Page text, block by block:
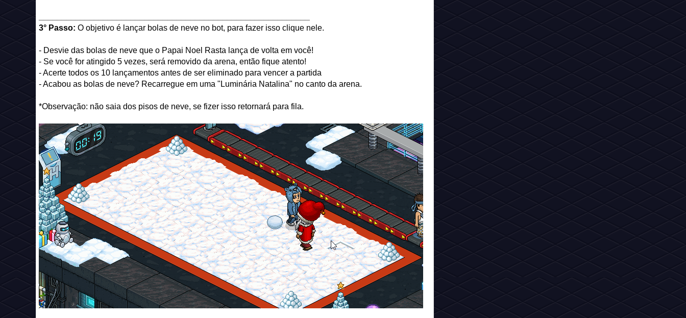
3° Passo: O objetivo é lançar bolas de neve no bot, para fazer isso clique nele.
- Desvie das bolas de neve que o Papai Noel Rasta lança de volta em você!
- Se você for atingido 5 vezes, será removido da arena, então fique atento!
- Acerte todos os 10 lançamentos antes de ser eliminado para vencer a partida
- Acabou as bolas de neve? Recarregue em uma "Luminária Natalina" no canto da arena.
*Observação: não saia dos pisos de neve, se fizer isso retornará para fila.